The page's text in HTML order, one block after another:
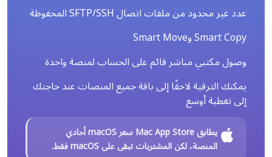
عدد غير محدود من ملفات اتصال SFTP/SSH المحفوظة
Smart Copy وSmart Move
وصول مكتبي مباشر قائم على الحساب لمنصة واحدة
يمكنك الترقية لاحقًا إلى باقة جميع المنصات عند حاجتك
إلى تغطية أوسع
يطابق Mac App Store سعر macOS أحادي
المنصة، لكن المشتريات تبقى على macOS فقط.